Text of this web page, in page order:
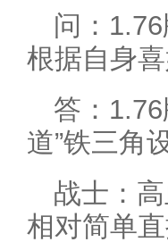
问：
根据自身
答：
道”铁三角
战士：
相对简单